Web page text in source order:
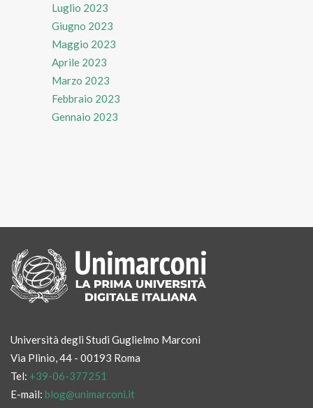
Luglio 2023
Giugno 2023
Maggio 2023
Aprile 2023
Marzo 2023
Febbraio 2023
Gennaio 2023
Università degli Studi Guglielmo Marconi
Via Plinio, 44 - 00193 Roma
Tel: +39-06-377251
E-mail: blog@unimarconi.it